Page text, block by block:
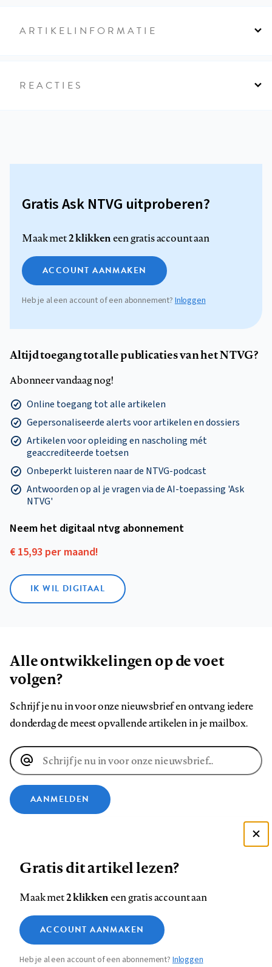
ARTIKELINFORMATIE
REACTIES
Gratis Ask NTVG uitproberen?
Maak met2 klikkeneen gratis account aan
ACCOUNT AANMAKEN
Heb je al een account of een abonnement?Inloggen
Altijd toegang tot alle publicaties van het NTVG?
Abonneer vandaag nog!
Online toegang tot alle artikelen
Gepersonaliseerde alerts voor artikelen en dossiers
Artikelen voor opleiding en nascholing mét
geaccrediteerde toetsen
Onbeperkt luisteren naar de NTVG-podcast
Antwoorden op al je vragen via de AI-toepassing 'Ask
NTVG'
Neem het digitaal ntvg abonnement
€ 15,93 per maand!
IK WIL DIGITAAL
Alle ontwikkelingen op de voet
volgen?
Schrijf je nu in voor onze nieuwsbrief en ontvang iedere
donderdag de meest opvallende artikelen in je mailbox.
E-
mailadres
AANMELDEN
ons
op
Facebook
ons
op
LinkedIn
ons
op
Bluesky
ons
op
Instagram
ons
op
YouTube
ons
Footer
navigation
Contact Colofon Disclaimer Privacy
Medische vragen verdienen
betrouwbare antwoorden
Gratis dit artikel lezen?
Maak met2 klikkeneen gratis account aan
ACCOUNT AANMAKEN
Heb je al een account of een abonnement?Inloggen
Zie onze cookie policy
Analytische cookies
Marketing cookies